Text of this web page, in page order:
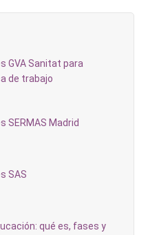
GVA Sanitat para
de trabajo
SERMAS Madrid
SAS
qué es, fases y